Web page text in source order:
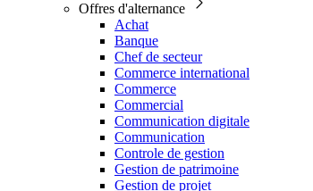
Offres d'alternance
Achat
Banque
Chef de secteur
Commerce international
Commerce
Commercial
Communication digitale
Communication
Controle de gestion
Gestion de patrimoine
Gestion de projet